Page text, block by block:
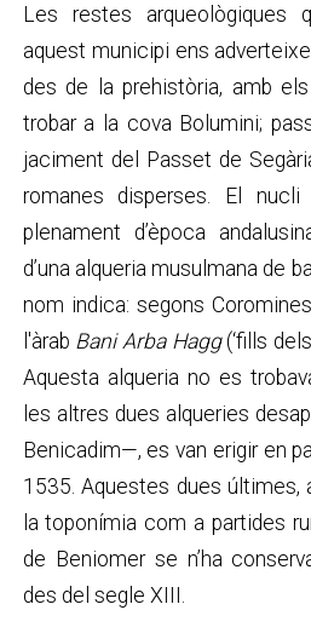
Les restes arqueològiques
aquest municipi ens
des de la prehistòria, amb
trobar a la cova Bolumini;
jaciment del Passet de
romanes disperses. El nucli
plenament d’època
d’una alqueria musulmana de
nom indica: segons
l'àrab Bani Arba Hagg(‘fills
Aquesta alqueria no es
les altres dues alqueries
Benicadim—, es van erigir en
1535. Aquestes dues últimes,
la toponímia com a partides
de Beniomer se n’ha
des del segle XIII.